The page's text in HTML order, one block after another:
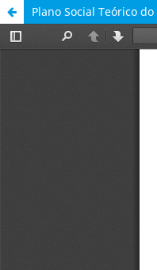
Plano Social Teórico